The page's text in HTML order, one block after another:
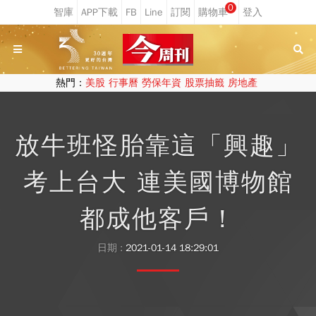
0
熱門： 美股 行事曆 勞保年資 股票抽籤 房地產
放牛班怪胎靠這「興趣」
考上台大 連美國博物館
都成他客戶！
日期 : 2021-01-14 18:29:01